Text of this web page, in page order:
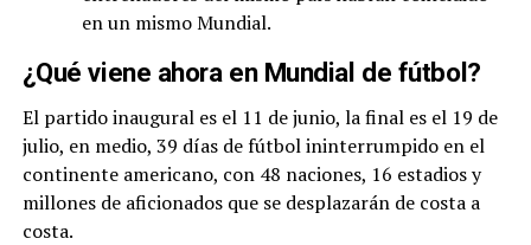
en un mismo Mundial.
¿Qué viene ahora en Mundial de fútbol?
El partido inaugural es el 11 de junio, la final es el 19 de
julio, en medio, 39 días de fútbol ininterrumpido en el
continente americano, con 48 naciones, 16 estadios y
millones de aficionados que se desplazarán de costa a
costa.